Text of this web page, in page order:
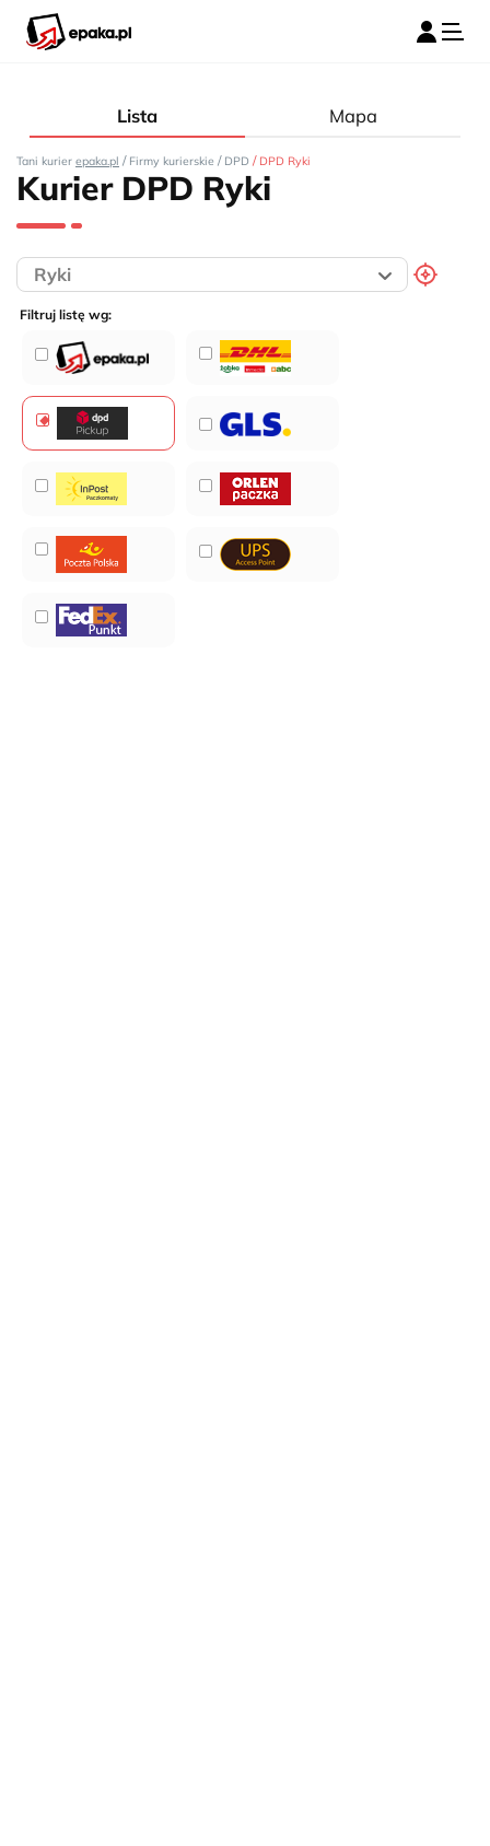
Lista Mapa
Tani kurier epaka.pl / Firmy kurierskie / DPD / DPD Ryki
Kurier DPD Ryki
Filtruj listę wg: